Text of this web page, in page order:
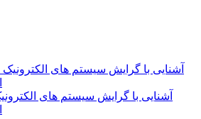
آشنایی با گرایش سیستم های